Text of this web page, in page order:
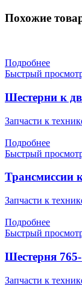
Похожие
Подробнее
Быстрый
Шестерни к
Запчасти к
Подробнее
Быстрый
Трансмиссии
Запчасти к
Подробнее
Быстрый
Шестерня
Запчасти к